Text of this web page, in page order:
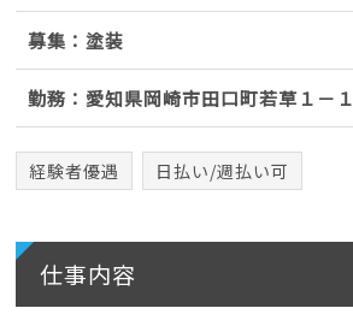
募集：塗装
勤務：愛知県岡崎市田口町若草１－１
経験者優遇 日払い/週払い可
仕事内容